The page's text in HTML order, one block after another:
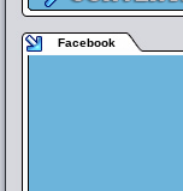
Facebook